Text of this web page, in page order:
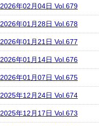
2026年02月04日 Vol.679
2026年01月28日 Vol.678
2026年01月21日 Vol.677
2026年01月14日 Vol.676
2026年01月07日 Vol.675
2025年12月24日 Vol.674
2025年12月17日 Vol.673